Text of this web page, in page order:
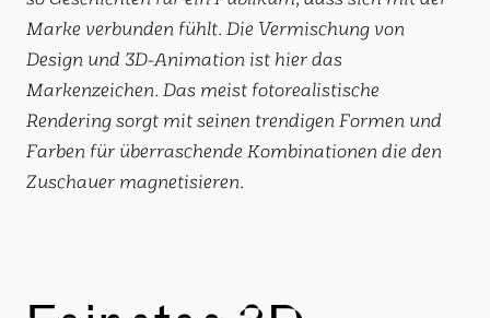
Marke verbunden fühlt. Die Vermischung von
Design und 3D-Animation ist hier das
Markenzeichen. Das meist fotorealistische
Rendering sorgt mit seinen trendigen Formen und
Farben für überraschende Kombinationen die den
Zuschauer magnetisieren.